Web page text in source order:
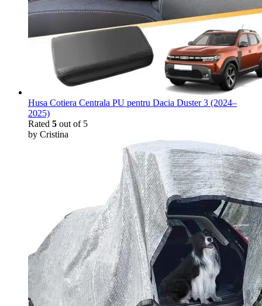
Husa Cotiera Centrala PU pentru Dacia Duster 3 (2024–
2025)
Rated 5 out of 5
by Cristina